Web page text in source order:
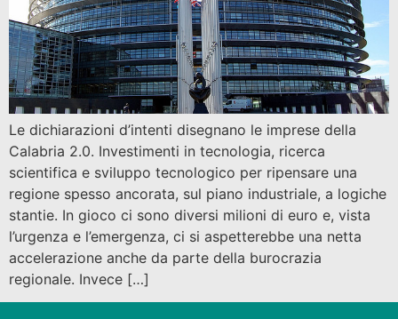
Le dichiarazioni d’intenti disegnano le imprese della
Calabria 2.0. Investimenti in tecnologia, ricerca
scientifica e sviluppo tecnologico per ripensare una
regione spesso ancorata, sul piano industriale, a logiche
stantie. In gioco ci sono diversi milioni di euro e, vista
l’urgenza e l’emergenza, ci si aspetterebbe una netta
accelerazione anche da parte della burocrazia
regionale. Invece […]